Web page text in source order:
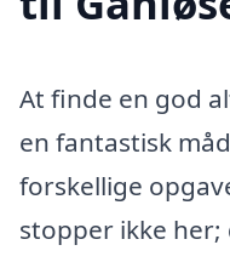
At finde en god
en fantastisk
forskellige
stopper ikke